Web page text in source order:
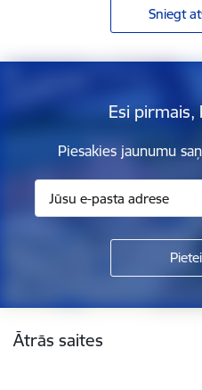
Sniegt
Esi pirmais,
Piesakies jaunumu
Ātrās saites